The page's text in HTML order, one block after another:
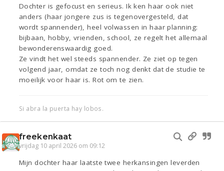
Dochter is gefocust en serieus. Ik ken haar ook niet
anders (haar jongere zus is tegenovergesteld, dat
wordt spannender), heel volwassen in haar planning:
bijbaan, hobby, vrienden, school, ze regelt het allemaal
bewonderenswaardig goed.
Ze vindt het wel steeds spannender. Ze ziet op tegen
volgend jaar, omdat ze toch nog denkt dat de studie te
moeilijk voor haar is. Rot om te zien.
Si abra la puerta hay lobos.
freekenkaat
vrijdag 10 april 2026 om 09:12
Mijn dochter haar laatste twee herkansingen leverden